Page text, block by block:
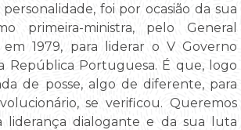
foi por ocasião da sua
primeira-ministra, pelo General
em 1979, para liderar o V Governo
República Portuguesa. É que, logo
de posse, algo de diferente, para
se verificou. Queremos
liderança dialogante e da sua luta